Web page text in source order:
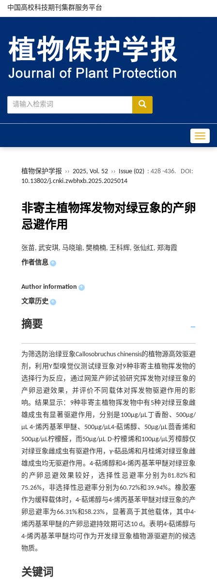
中国高校科技期刊集群服务平台
植物保护学报 ›› 2025, Vol. 52 ›› Issue (02) : 428 -436.
DOI:
10.13802/j.cnki.zwbhxb.2025.2025014
非寄主植物挥发物对绿豆象的产卵
忌避作用
张苗, 武安琪, 马晓瑜, 樊楠楠, 王科辉, 张仙红, 郑海霞
作者信息 +
Author information +
文章历史 +
摘要
为筛选防治绿豆象Callosobruchus chinensis的植物源高效驱避
剂，利用Y型嗅觉仪测试绿豆象对9种非寄主植物挥发物的
选择行为反应，通过网笼产卵试验研究挥发物对绿豆象的
产卵忌避效果，并评价不同载体对挥发物驱避作用的影
响。结果显示：9种非寄主植物挥发物中有5种对绿豆象雌
雄成虫有显著驱避作用，分别是100μg/μL丁香酚、500μg/
μL 4-烯丙基苯甲醚、500μg/μL4-萜烯醇、50μg/μL茴香烯和
500μg/μL柠檬醛，而50μg/μL D-柠檬烯和100μg/μL芳樟醇仅
对绿豆象雌成虫有驱避作用，γ-萜品烯和月桂烯对绿豆象雌
雄成虫均无驱避作用。4-萜烯醇和4-烯丙基苯甲醚对绿豆象
的产卵忌避效果较好，选择性忌避率分别为81.82%和
75.26%，非选择性忌避率分别为60.72%和39.94%。橡胶塞
作为缓释载体时，4-萜烯醇与4-烯丙基苯甲醚对绿豆象的产
卵忌避率为66.31%和58.23%，显著高于其他载体，其中4-
烯丙基苯甲醚的产卵忌避持效期可达10 d。表明4-萜烯醇与
4-烯丙基苯甲醚均可作为开发绿豆象植物源驱避剂的候选
物质。
关键词